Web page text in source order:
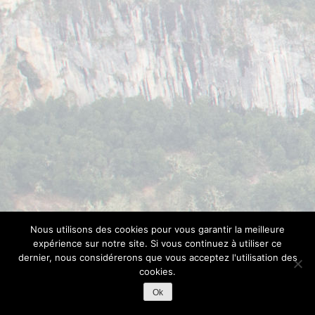
Nous utilisons des cookies pour vous garantir la meilleure
expérience sur notre site. Si vous continuez à utiliser ce
dernier, nous considérerons que vous acceptez l'utilisation des
cookies.
Ok